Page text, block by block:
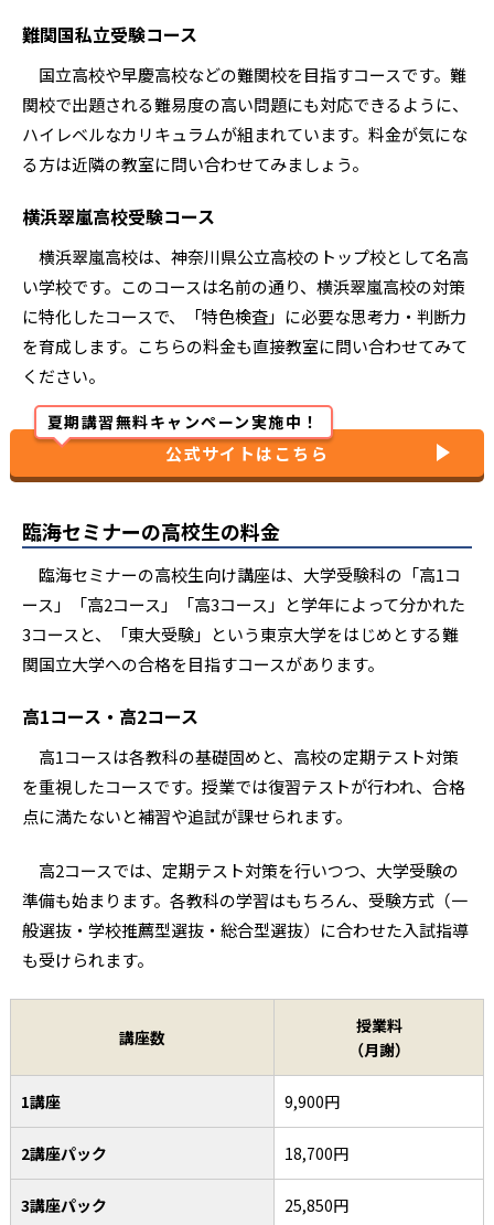
難関国私立受験コース
国立高校や早慶高校などの難関校を目指すコースです。難
関校で出題される難易度の高い問題にも対応できるように、
ハイレベルなカリキュラムが組まれています。料金が気にな
る方は近隣の教室に問い合わせてみましょう。
横浜翠嵐高校受験コース
横浜翠嵐高校は、神奈川県公立高校のトップ校として名高
い学校です。このコースは名前の通り、横浜翠嵐高校の対策
に特化したコースで、「特色検査」に必要な思考力・判断力
を育成します。こちらの料金も直接教室に問い合わせてみて
ください。
夏期講習無料キャンペーン実施中！
公式サイトはこちら
臨海セミナーの高校生の料金
臨海セミナーの高校生向け講座は、大学受験科の「高1コ
ース」「高2コース」「高3コース」と学年によって分かれた
3コースと、「東大受験」という東京大学をはじめとする難
関国立大学への合格を目指すコースがあります。
高1コース・高2コース
高1コースは各教科の基礎固めと、高校の定期テスト対策
を重視したコースです。授業では復習テストが行われ、合格
点に満たないと補習や追試が課せられます。
高2コースでは、定期テスト対策を行いつつ、大学受験の
準備も始まります。各教科の学習はもちろん、受験方式（一
般選抜・学校推薦型選抜・総合型選抜）に合わせた入試指導
も受けられます。
講座数
授業料
（月謝）
1講座 9,900円
2講座パック 18,700円
3講座パック 25,850円